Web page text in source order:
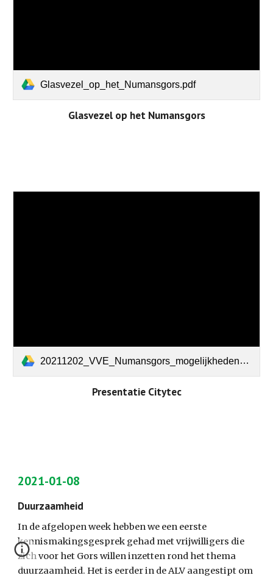
Glasvezel_op_het_Numansgors.pdf
Glasvezel op het Numansgors
20211202_VVE_Numansgors_mogelijkheden_gelijkspanningsnetten.pdf
Presentatie Citytec
2021-01-08
Duurzaamheid
In de afgelopen week hebben we een eerste
kennismakingsgesprek gehad met vrijwilligers die
zich voor het Gors willen inzetten rond het thema
duurzaamheid. Het is eerder in de ALV aangestipt om